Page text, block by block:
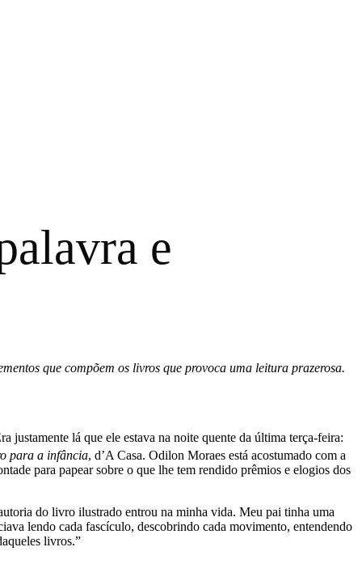
e
que compõem os livros que provoca uma leitura prazerosa.
justamente lá que ele estava na noite quente da última terça-feira:
para a infância, d’A Casa. Odilon Moraes está acostumado com a
para papear sobre o que lhe tem rendido prêmios e elogios dos
do livro ilustrado entrou na minha vida. Meu pai tinha uma
lendo cada fascículo, descobrindo cada movimento, entendendo
livros.”